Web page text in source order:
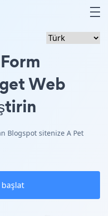
Web
Blogspot sitenize A Pet